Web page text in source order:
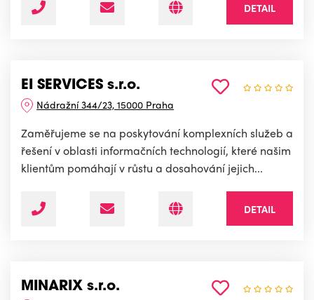
DETAIL
EI SERVICES s.r.o.
Nádražní 344/23, 15000 Praha
Zaměřujeme se na poskytování komplexních služeb a
řešení v oblasti informačních technologií, které našim
klientům pomáhají v růstu a dosahování jejich...
DETAIL
MINARIX s.r.o.